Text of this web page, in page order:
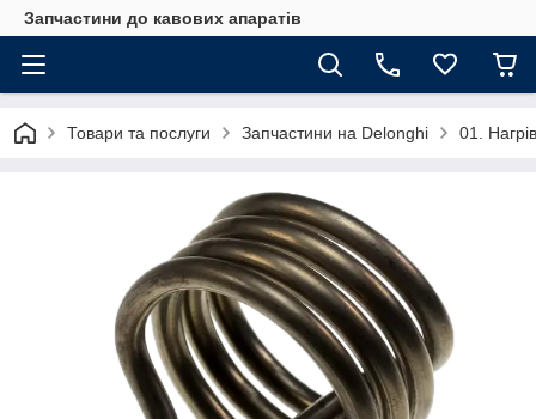
Запчастини до кавових апаратів
Товари та послуги Запчастини на Delonghi 01.